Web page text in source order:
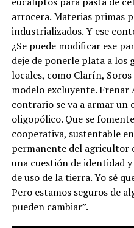
arrocera. Materias primas
industrializados. Y ese
¿Se puede modificar ese
deje de ponerle plata a los
locales, como Clarín,
modelo excluyente. Frenar
contrario se va a armar
oligopólico. Que se
cooperativa, sustentable
permanente del agricultor
una cuestión de identidad
de uso de la tierra. Yo sé
Pero estamos seguros de
pueden cambiar”.